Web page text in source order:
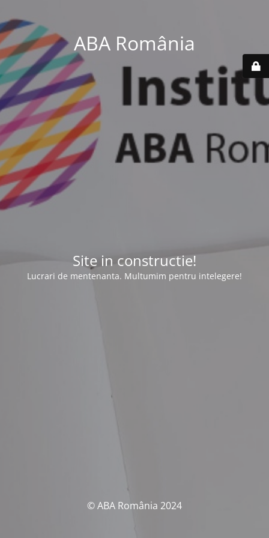
ABA România
Site in constructie!
Lucrari de mentenanta. Multumim pentru intelegere!
© ABA România 2024